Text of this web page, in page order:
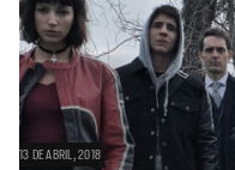
13 DE ABRIL, 2018